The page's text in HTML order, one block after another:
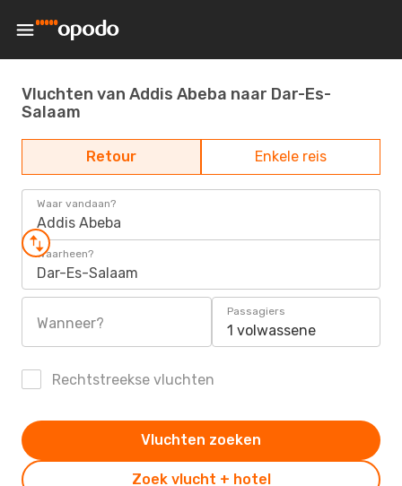
Vluchten van Addis Abeba naar Dar-Es-
Salaam
Retour Enkele reis
Waar vandaan?
Addis Abeba
Waarheen?
Dar-Es-Salaam
Wanneer?
Passagiers
1 volwassene
Rechtstreekse vluchten
Zoek vlucht + hotel
Vluchten zoeken